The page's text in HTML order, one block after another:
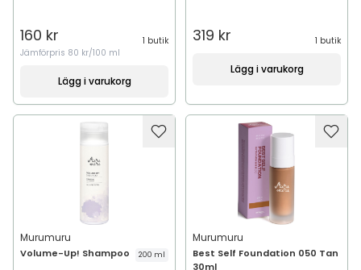
160 kr
1 butik
Jämförpris 80 kr/100 ml
Lägg i varukorg
319 kr 1 butik
Lägg i varukorg
Murumuru
Volume-Up! Shampoo 200 ml
Murumuru
Best Self Foundation 050 Tan
30ml